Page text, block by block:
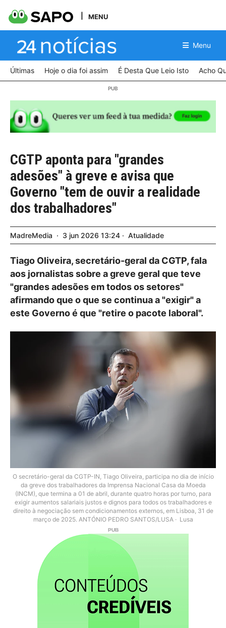
MENU
Menu
Últimas Hoje o dia foi assim É Desta Que Leio Isto Acho
CGTP aponta para "grandes
adesões" à greve e avisa que
Governo "tem de ouvir a realidade
dos trabalhadores"
MadreMedia 3 jun 2026 13:24 Atualidade
Tiago Oliveira, secretário-geral da CGTP, fala
aos jornalistas sobre a greve geral que teve
"grandes adesões em todos os setores"
afirmando que o que se continua a "exigir" a
este Governo é que "retire o pacote laboral".
O secretário-geral da CGTP-IN, Tiago Oliveira, participa no dia de início
da greve dos trabalhadores da Imprensa Nacional Casa da Moeda
(INCM), que termina a 01 de abril, durante quatro horas por turno, para
exigir aumentos salariais justos e dignos para todos os trabalhadores e
direito à negociação sem condicionamentos externos, em Lisboa, 31 de
março de 2025. ANTÓNIO PEDRO SANTOS/LUSA
Lusa